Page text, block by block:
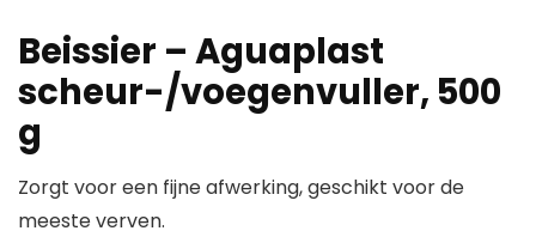
Beissier – Aguaplast
scheur-/voegenvuller, 500
g
Zorgt voor een fijne afwerking, geschikt voor de
meeste verven.